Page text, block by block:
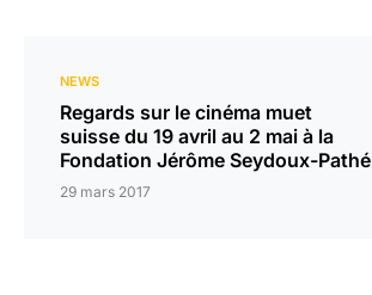
NEWS
Regards sur le cinéma muet
suisse du 19 avril au 2 mai à la
Fondation Jérôme Seydoux-Pathé
29 mars 2017